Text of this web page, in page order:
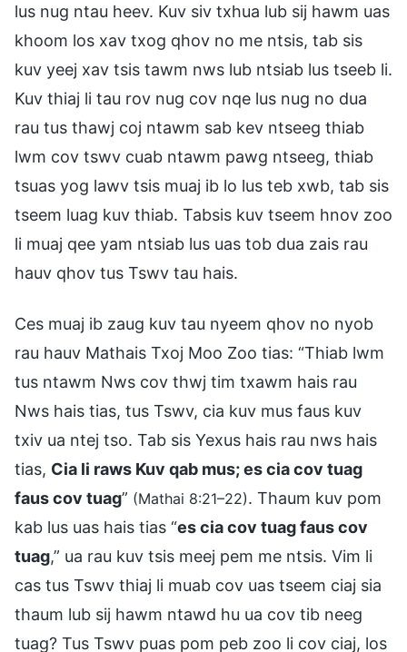
lus nug ntau heev. Kuv siv txhua lub sij hawm uas
khoom los xav txog qhov no me ntsis, tab sis
kuv yeej xav tsis tawm nws lub ntsiab lus tseeb li.
Kuv thiaj li tau rov nug cov nqe lus nug no dua
rau tus thawj coj ntawm sab kev ntseeg thiab
lwm cov tswv cuab ntawm pawg ntseeg, thiab
tsuas yog lawv tsis muaj ib lo lus teb xwb, tab sis
tseem luag kuv thiab. Tabsis kuv tseem hnov zoo
li muaj qee yam ntsiab lus uas tob dua zais rau
hauv qhov tus Tswv tau hais.
Ces muaj ib zaug kuv tau nyeem qhov no nyob
rau hauv Mathais Txoj Moo Zoo tias: “Thiab lwm
tus ntawm Nws cov thwj tim txawm hais rau
Nws hais tias, tus Tswv, cia kuv mus faus kuv
txiv ua ntej tso. Tab sis Yexus hais rau nws hais
tias, Cia li raws Kuv qab mus; es cia cov tuag
faus cov tuag” (Mathai 8:21–22). Thaum kuv pom
kab lus uas hais tias “es cia cov tuag faus cov
tuag,” ua rau kuv tsis meej pem me ntsis. Vim li
cas tus Tswv thiaj li muab cov uas tseem ciaj sia
thaum lub sij hawm ntawd hu ua cov tib neeg
tuag? Tus Tswv puas pom peb zoo li cov ciaj, los